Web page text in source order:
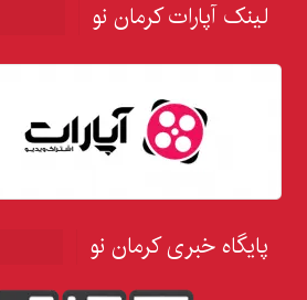
لینک آپارات کرمان نو
پایگاه خبری کرمان نو